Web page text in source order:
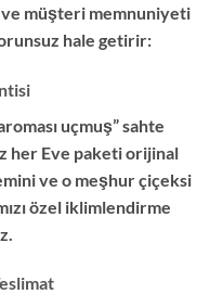
ve müşteri memnuniyeti
hale getirir:
uçmuş” sahte
her Eve paketi orijinal
ve o meşhur çiçeksi
özel iklimlendirme